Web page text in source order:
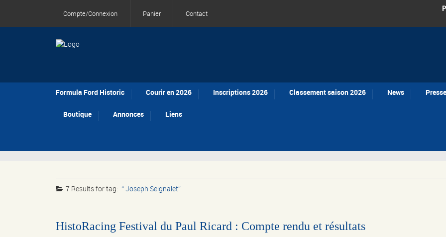
Compte/Connexion Panier Contact
Formula Ford Historic Courir en 2026 Inscriptions 2026 Classement saison 2026 News Presse
Boutique Annonces Liens
7 Results fortag: Joseph Seignalet
HistoRacing Festival du Paul Ricard : Compte rendu et résultats